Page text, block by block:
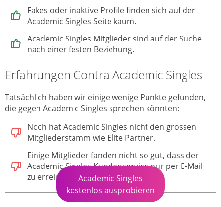
Fakes oder inaktive Profile finden sich auf der
Academic Singles Seite kaum.
Academic Singles Mitglieder sind auf der Suche
nach einer festen Beziehung.
Erfahrungen Contra Academic Singles
Tatsächlich haben wir einige wenige Punkte gefunden,
die gegen Academic Singles sprechen könnten:
Noch hat Academic Singles nicht den grossen
Mitgliederstamm wie Elite Partner.
Einige Mitglieder fanden nicht so gut, dass der
Academic Singles Kundenservice nur per E-Mail
zu erreichen ist.Academic Singles
kostenlos ausprobieren